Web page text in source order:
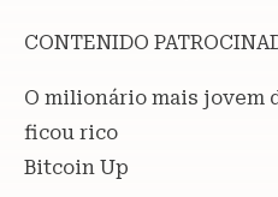
CONTENIDO
O milionário mais jovem
ficou rico
Bitcoin Up